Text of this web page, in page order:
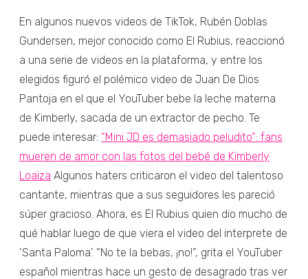
En algunos nuevos videos de TikTok, Rubén Doblas
Gundersen, mejor conocido como El Rubius, reaccionó
a una serie de videos en la plataforma, y entre los
elegidos figuró el polémico video de Juan De Dios
Pantoja en el que el YouTuber bebe la leche materna
de Kimberly, sacada de un extractor de pecho. Te
puede interesar: “Mini JD es demasiado peludito”: fans
mueren de amor con las fotos del bebé de Kimberly
Loaiza Algunos haters criticaron el video del talentoso
cantante, mientras que a sus seguidores les pareció
súper gracioso. Ahora, es El Rubius quien dio mucho de
qué hablar luego de que viera el video del interprete de
‘Santa Paloma’. “No te la bebas, ¡no!”, grita el YouTuber
español mientras hace un gesto de desagrado tras ver